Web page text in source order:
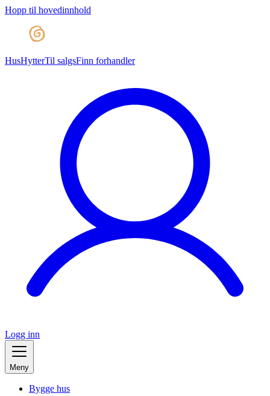
Hopp til hovedinnhold
HusHytterTil salgsFinn forhandler
Logg inn
Meny
Bygge hus